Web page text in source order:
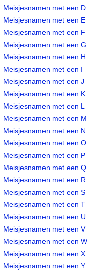
Meisjesnamen met een D
Meisjesnamen met een E
Meisjesnamen met een F
Meisjesnamen met een G
Meisjesnamen met een H
Meisjesnamen met een I
Meisjesnamen met een J
Meisjesnamen met een K
Meisjesnamen met een L
Meisjesnamen met een M
Meisjesnamen met een N
Meisjesnamen met een O
Meisjesnamen met een P
Meisjesnamen met een Q
Meisjesnamen met een R
Meisjesnamen met een S
Meisjesnamen met een T
Meisjesnamen met een U
Meisjesnamen met een V
Meisjesnamen met een W
Meisjesnamen met een X
Meisjesnamen met een Y